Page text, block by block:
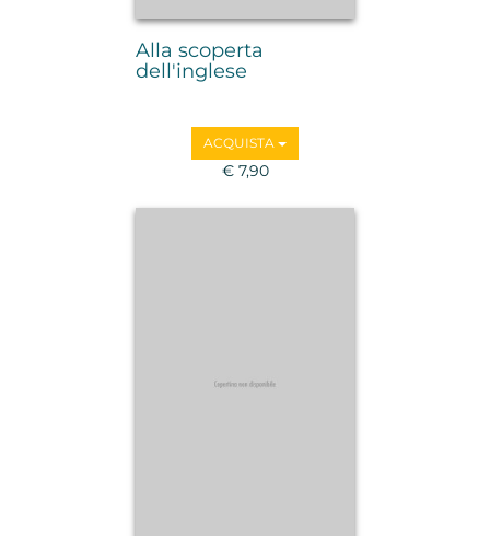
Alla scoperta
dell'inglese
ACQUISTA
€ 7,90